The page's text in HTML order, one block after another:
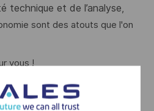
technique et de l’analyse,
sont des atouts que l'on
vous !
Engagée, reconnait
est notre meilleur